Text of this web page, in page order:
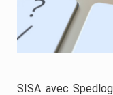
SISA avec